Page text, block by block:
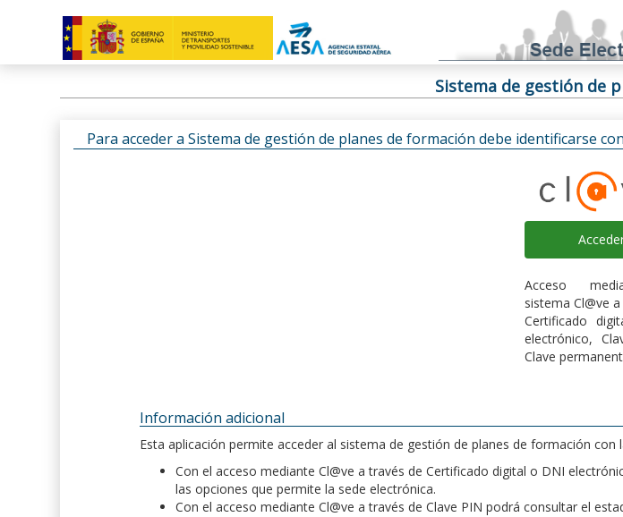
Sistema de gestión de
Para acceder a Sistema de gestión de planes de formación debe identificarse
Acceso
sistema Cl@ve
Certificado
electrónico,
Clave
Información adicional
Esta aplicación permite acceder al sistema de gestión de planes de formación
Con el acceso mediante Cl@ve a través de Certificado digital o DNI
las opciones que permite la sede electrónica.
Con el acceso mediante Cl@ve a través de Clave PIN podrá consultar el